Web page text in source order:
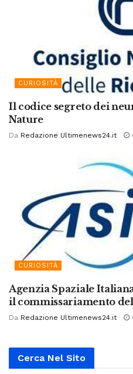
CURIOSITÀ
Il codice segreto dei
Nature
Da Redazione Ultimenews24.it
CURIOSITÀ
Agenzia Spaziale
il commissariamento
Da Redazione Ultimenews24.it
Cerca Nel Sito